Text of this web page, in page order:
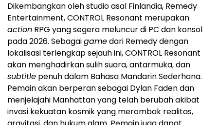
Dikembangkan oleh studio asal Finlandia, Remedy
Entertainment, CONTROL Resonant merupakan
action RPG yang segera meluncur di PC dan konsol
pada 2026. Sebagaigamedari Remedy dengan
lokalisasi terlengkap sejauh ini, CONTROL Resonant
akan menghadirkan sulih suara, antarmuka, dan
subtitle penuh dalam Bahasa Mandarin Sederhana.
Pemain akan berperan sebagai Dylan Faden dan
menjelajahi Manhattan yang telah berubah akibat
invasi kekuatan kosmik yang merombak realitas,